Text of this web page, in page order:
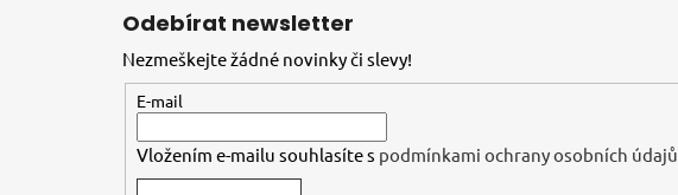
Odebírat newsletter
Nezmeškejte žádné novinky či slevy!
E-mail
Vložením e-mailu souhlasíte s podmínkami ochrany osobních údajů